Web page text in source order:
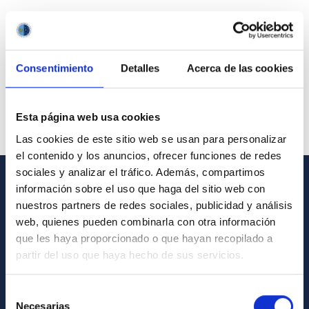
Consentimiento Detalles Acerca de las cookies
Esta página web usa cookies
Las cookies de este sitio web se usan para personalizar
el contenido y los anuncios, ofrecer funciones de redes
sociales y analizar el tráfico. Además, compartimos
información sobre el uso que haga del sitio web con
nuestros partners de redes sociales, publicidad y análisis
web, quienes pueden combinarla con otra información
que les haya proporcionado o que hayan recopilado a
partir del uso que haya hecho de sus servicios.
Necesarias
GENERAL INFORMATION
Contact
How to get to the IAC
List of personnel